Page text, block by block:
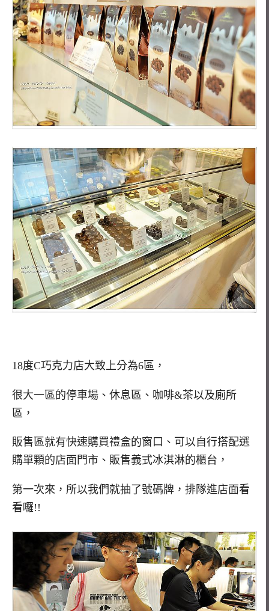
18度C巧克力店大致上分為6區，
很大一區的停車場、休息區、咖啡&茶以及廁所
區，
販售區就有快速購買禮盒的窗口、可以自行搭配選
購單顆的店面門市、販售義式冰淇淋的櫃台，
第一次來，所以我們就抽了號碼牌，排隊進店面看
看囉!!